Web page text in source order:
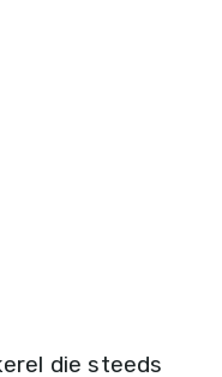
die steeds